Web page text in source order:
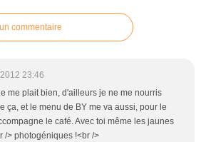
commentaire
23:46
me plait bien, d'ailleurs je ne me nourris
ça, et le menu de BY me va aussi, pour le
le café. Avec toi même les jaunes
/> photogéniques !<br />